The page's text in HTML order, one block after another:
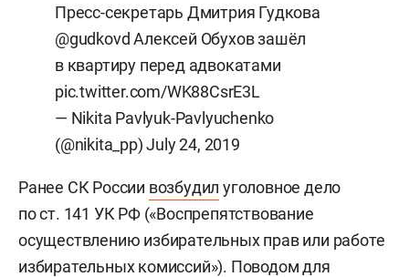
Пресс-секретарь Дмитрия Гудкова
@gudkovd Алексей Обухов зашёл
в квартиру перед адвокатами
pic.twitter.com/WK88CsrE3L
— Nikita Pavlyuk-Pavlyuchenko
(@nikita_pp)July 24, 2019
Ранее СК России возбудил уголовное дело
по ст. 141 УК РФ («Воспрепятствование
осуществлению избирательных прав или работе
избирательных комиссий»). Поводом для